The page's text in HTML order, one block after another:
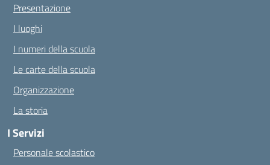
Presentazione
I luoghi
I numeri della scuola
Le carte della scuola
Organizzazione
La storia
I Servizi
Personale scolastico